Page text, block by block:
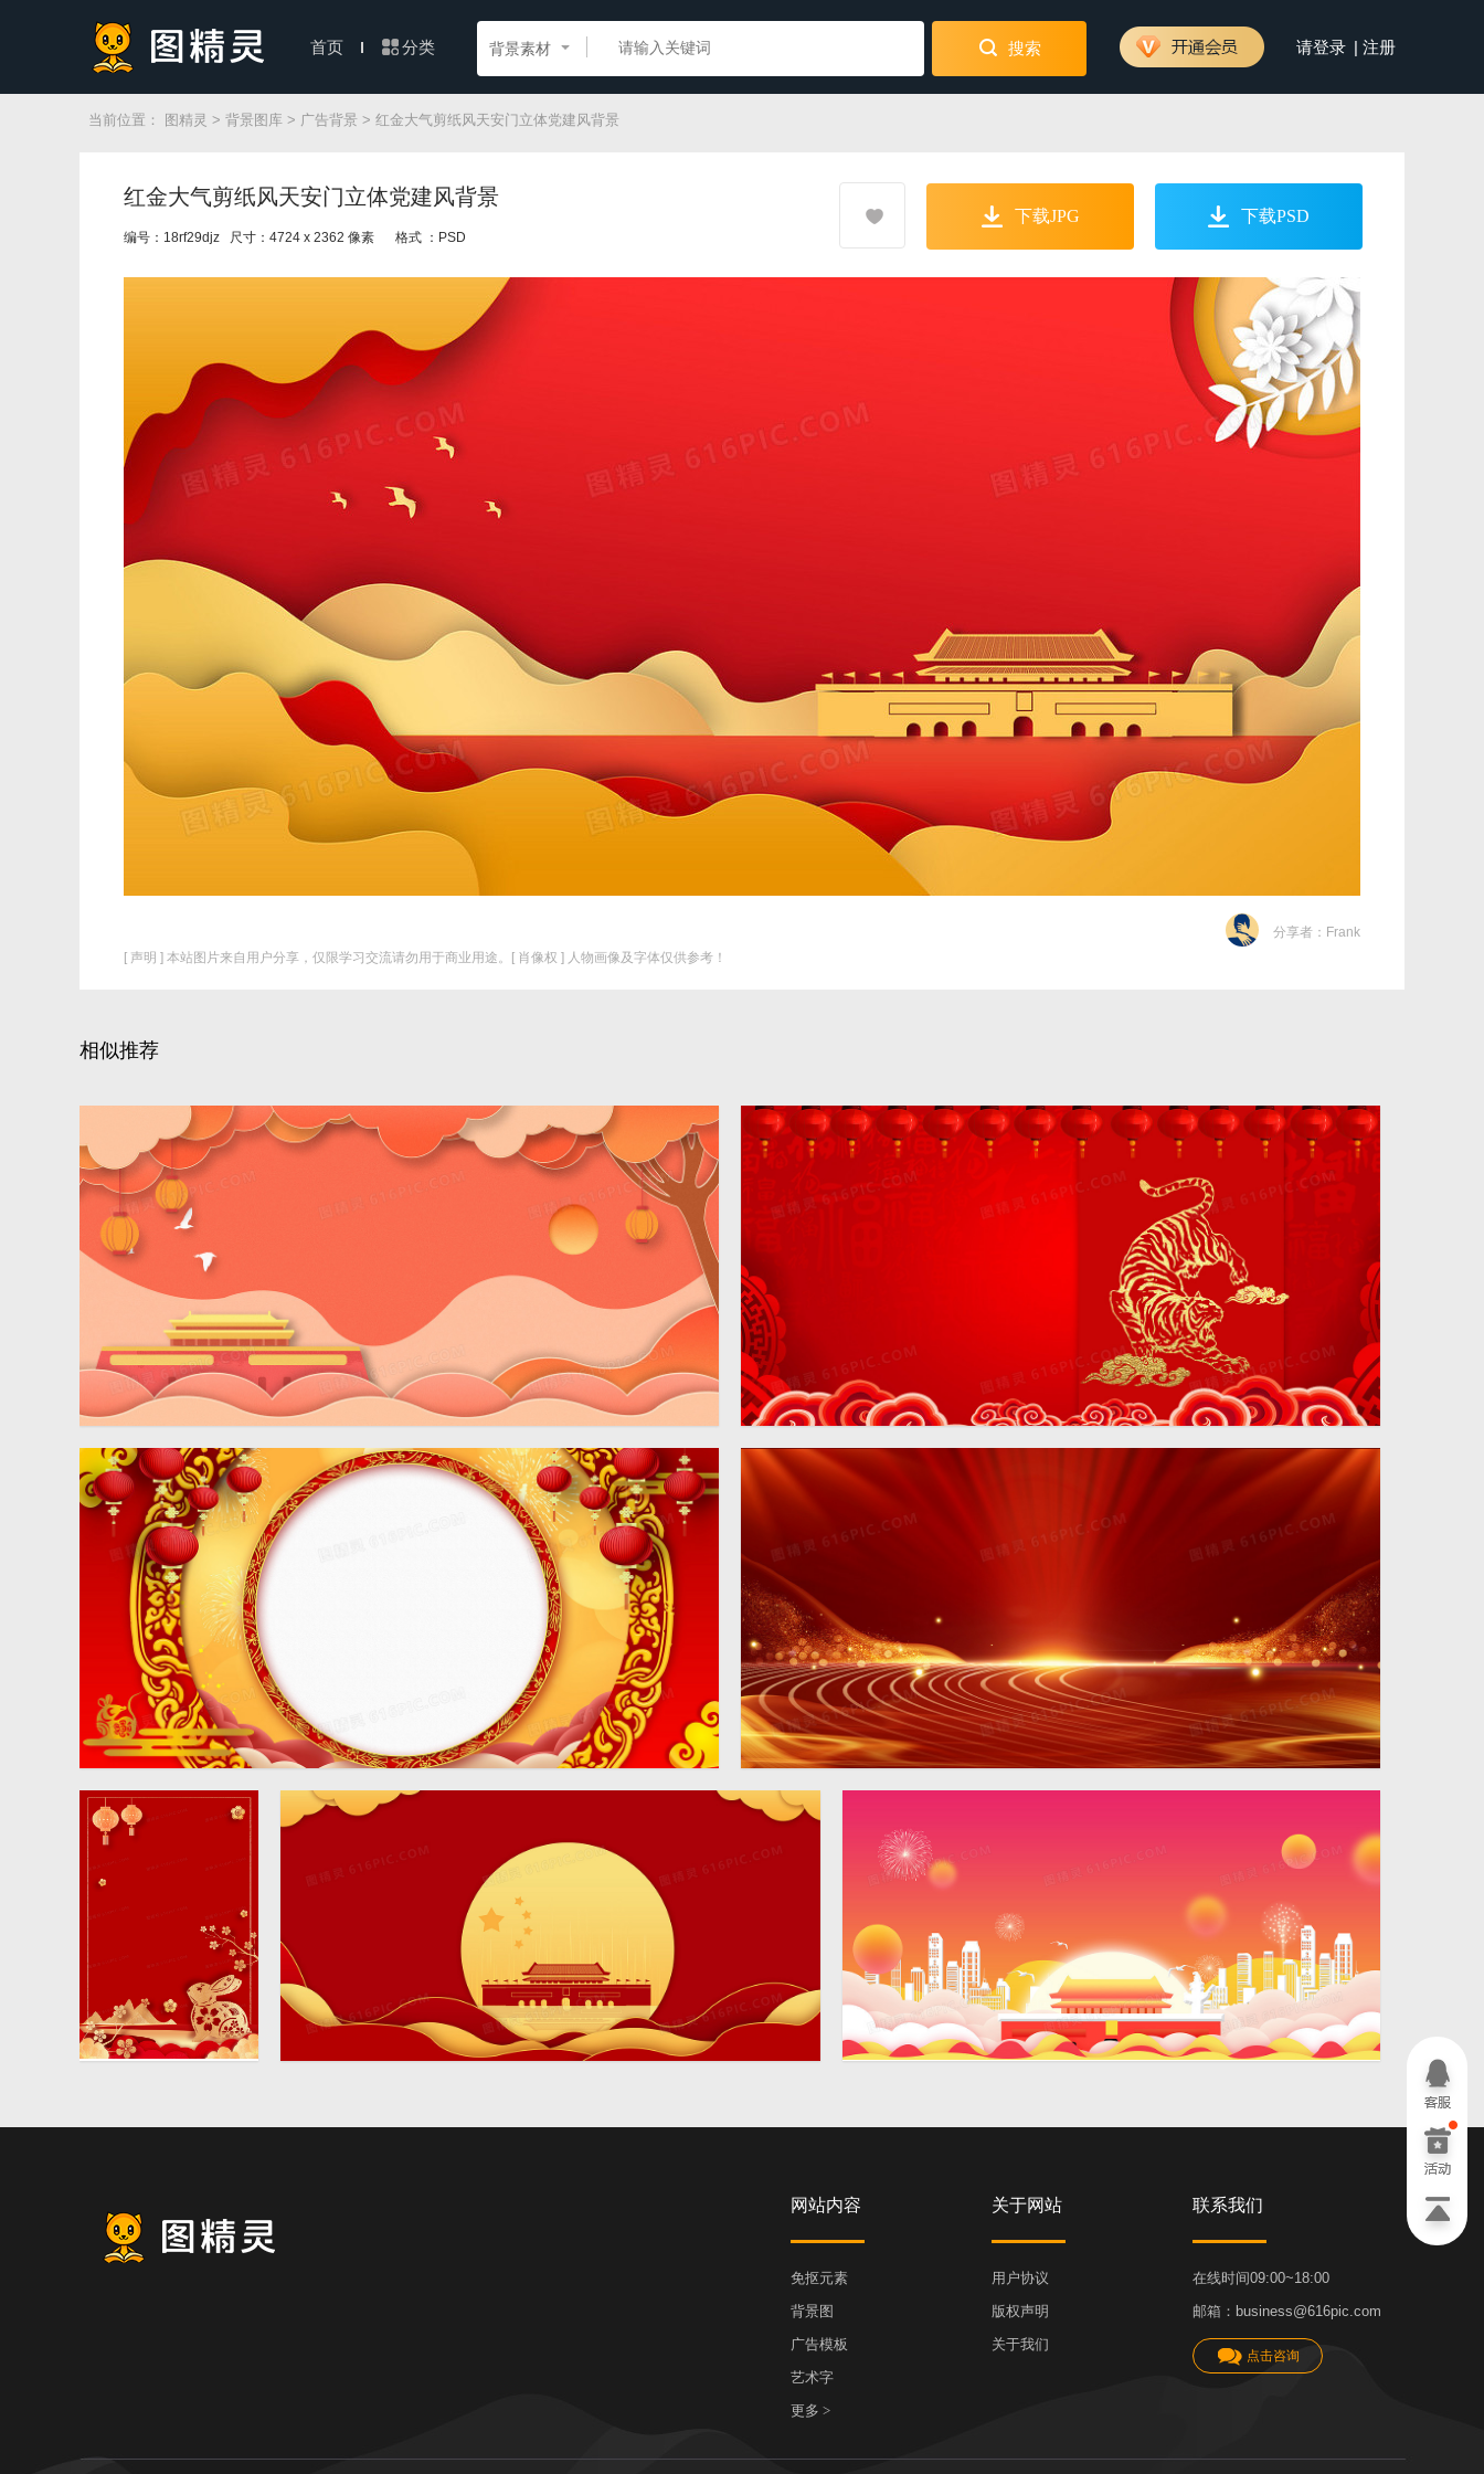
首页 分类 背景素材 搜索 请登录 | 注册
当前位置： 图精灵 > 背景图库 > 广告背景 > 红金大气剪纸风天安门立体党建风背景
红金大气剪纸风天安门立体党建风背景
编号：18rf29djz 尺寸：4724 x 2362 像素 格式 ：PSD
下载JPG 下载PSD
分享者：Frank
[ 声明 ] 本站图片来自用户分享，仅限学习交流请勿用于商业用途。[ 肖像权 ] 人物画像及字体仅供参考！
相似推荐
大气剪纸风天安门党建背景 4724 × 2362 红金大气剪纸风2022虎年背 4724 × 2362
红金大气中国风新年视频模 红金大气晚会线条金光党政
网站内容
免抠元素
背景图
广告模板
艺术字
更多 >
关于网站
用户协议
版权声明
关于我们
联系我们
在线时间09:00~18:00
邮箱：business@616pic.com
点击咨询